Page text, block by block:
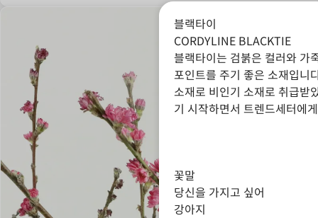
블랙타이
CORDYLINE BLACKTIE
블랙타이는 검붉은 컬러와 가
포인트를 주기 좋은 소재입니
소재로 비인기 소재로 취급받
기 시작하면서 트렌드세터에
꽃말
당신을 가지고 싶어
강아지